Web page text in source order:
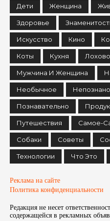
Дети Женщина
Здоровье
Искусство Кино
Коты Кухня
Мужчина И Женщина
Необычное
Познавательно
Путешествия Самое-
Собаки Советы
Технологии Что Это
Реклама на сайте
Политика конфиденциальности
Редакция не несет
содержащейся в рекламных